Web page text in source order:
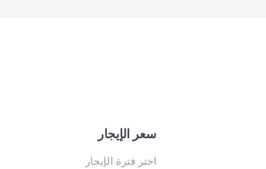
سعر الإيجار
اختر فترة الإيجار